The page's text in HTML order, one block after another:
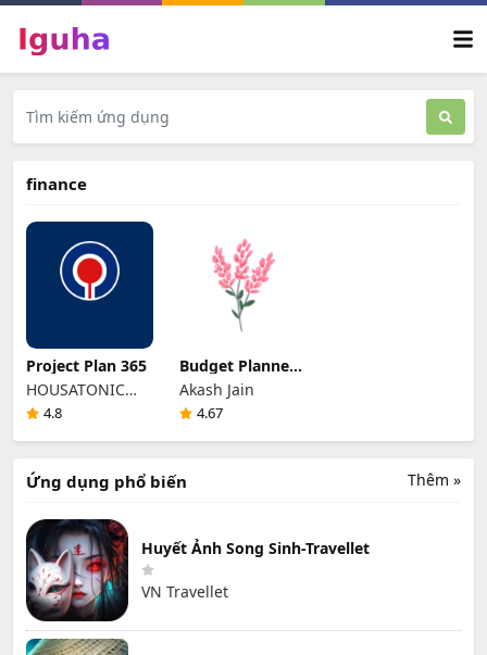
finance
Project Plan 365
HOUSATONIC
SOFTWARE INC.
4.8
Budget Planner
App - Fleur
Akash Jain
4.67
Thêm »
Ứng dụng phổ biến
Huyết Ảnh Song Sinh-Travellet
VN Travellet